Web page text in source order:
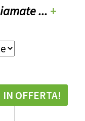
... +
IN OFFERTA!